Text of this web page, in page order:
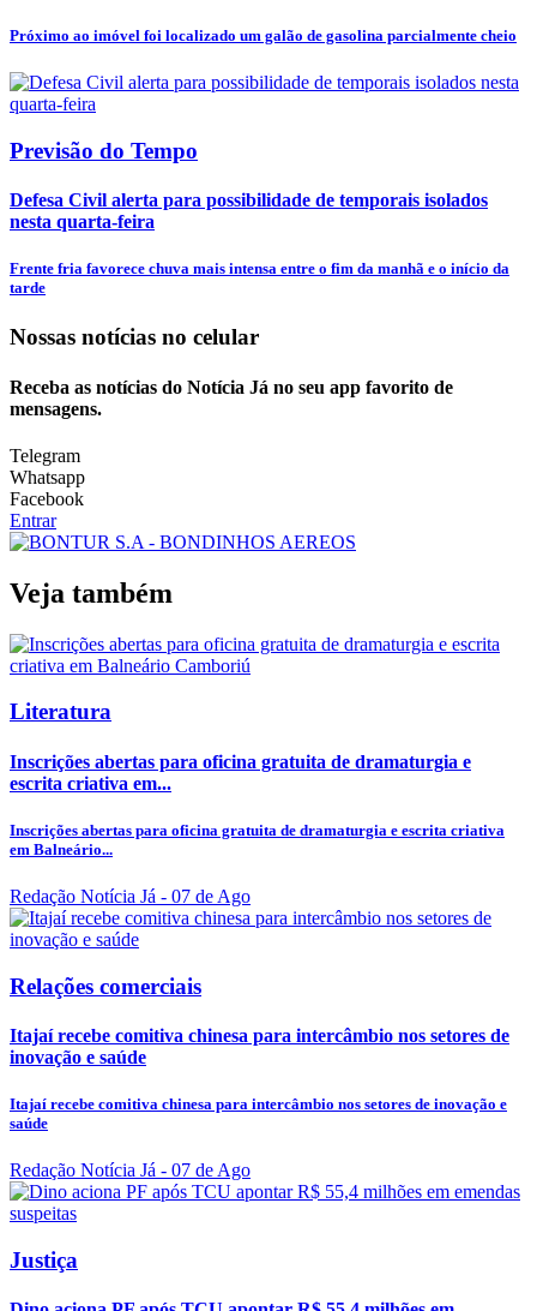
Próximo ao imóvel foi localizado um galão de gasolina parcialmente cheio
Previsão do Tempo
Defesa Civil alerta para possibilidade de temporais isolados
nesta quarta-feira
Frente fria favorece chuva mais intensa entre o fim da manhã e o início da
tarde
Nossas notícias no celular
Receba as notícias do Notícia Já no seu app favorito de
mensagens.
Telegram
Whatsapp
Facebook
Entrar
Veja também
Literatura
Inscrições abertas para oficina gratuita de dramaturgia e
escrita criativa em...
Inscrições abertas para oficina gratuita de dramaturgia e escrita criativa
em Balneário...
Redação Notícia Já - 07 de Ago
Relações comerciais
Itajaí recebe comitiva chinesa para intercâmbio nos setores de
inovação e saúde
Itajaí recebe comitiva chinesa para intercâmbio nos setores de inovação e
saúde
Redação Notícia Já - 07 de Ago
Justiça